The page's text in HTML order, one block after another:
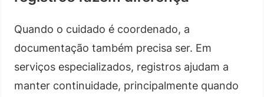
Quando o cuidado é coordenado, a
documentação também precisa ser. Em
serviços especializados, registros ajudam a
manter continuidade, principalmente quando